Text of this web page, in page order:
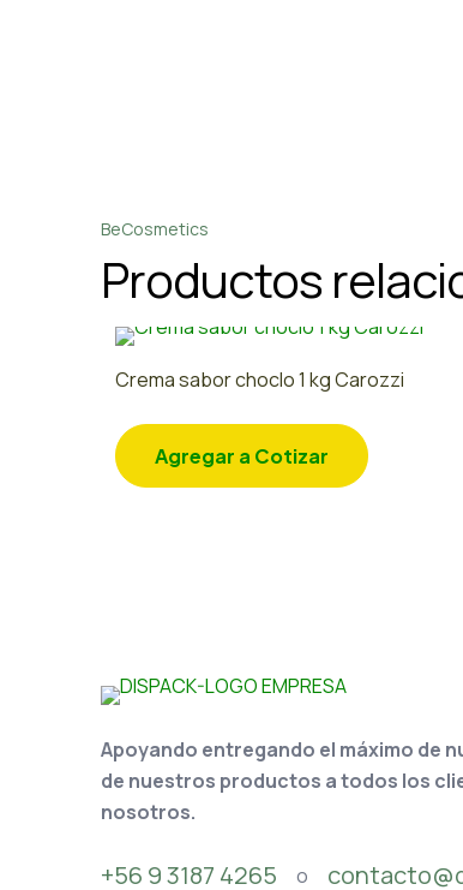
BeCosmetics
Productos
Crema sabor choclo 1 kg Carozzi
Agregar a Cotizar
Apoyando entregando el máximo de
de nuestros productos a todos los
nosotros.
+56 9 3187 4265 o